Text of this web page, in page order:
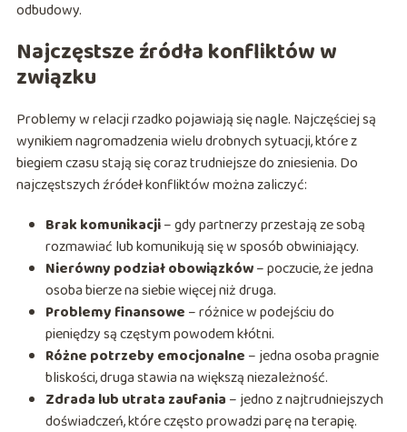
odbudowy.
Najczęstsze źródła konfliktów w
związku
Problemy w relacji rzadko pojawiają się nagle. Najczęściej są
wynikiem nagromadzenia wielu drobnych sytuacji, które z
biegiem czasu stają się coraz trudniejsze do zniesienia. Do
najczęstszych źródeł konfliktów można zaliczyć:
Brak komunikacji– gdy partnerzy przestają ze sobą
rozmawiać lub komunikują się w sposób obwiniający.
Nierówny podział obowiązków– poczucie, że jedna
osoba bierze na siebie więcej niż druga.
Problemy finansowe – różnice w podejściu do
pieniędzy są częstym powodem kłótni.
Różne potrzeby emocjonalne – jedna osoba pragnie
bliskości, druga stawia na większą niezależność.
Zdrada lub utrata zaufania – jedno z najtrudniejszych
doświadczeń, które często prowadzi parę na terapię.